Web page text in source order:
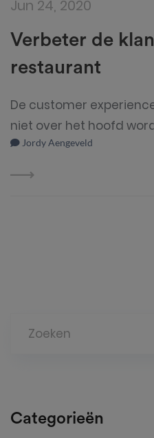
Jun 24, 2020
Verbeter de
restaurant
De customer
niet over het hoofd
Jordy Aengeveld
Categorieën